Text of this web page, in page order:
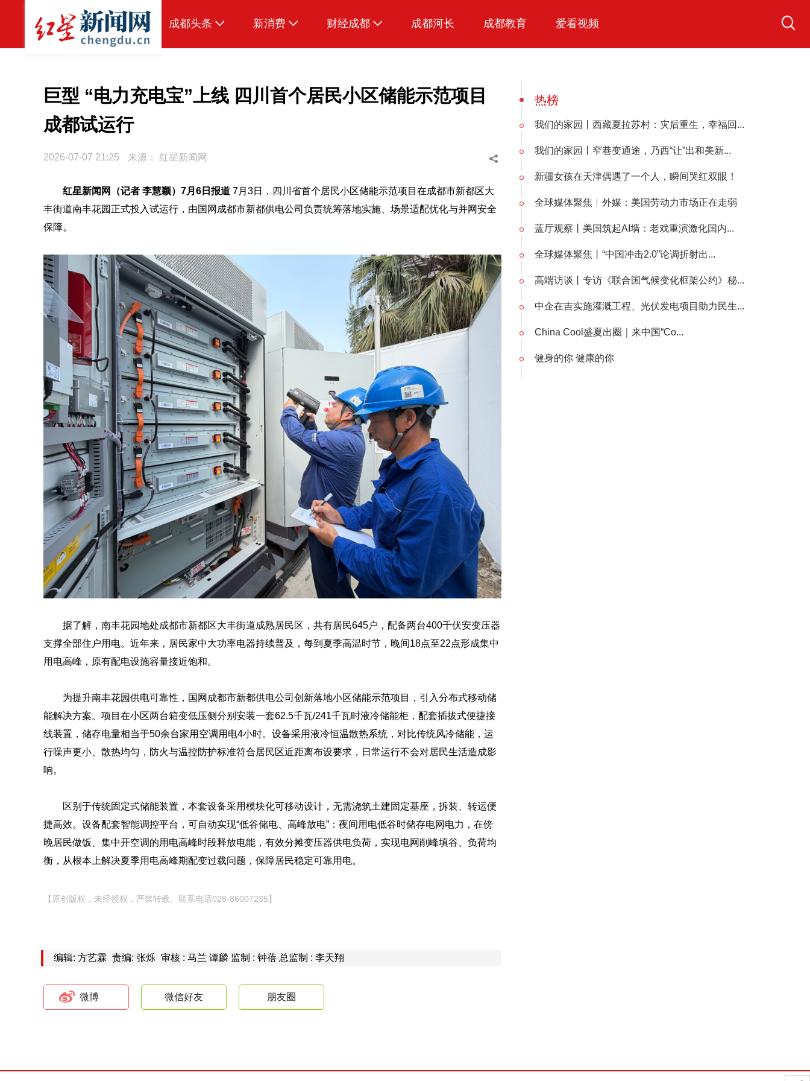
成都头条
本地
传真机
公示
新消费 财经成都 成都河长 成都教育 爱看视频
巨型 “电力充电宝”上线 四川首个居民小区储能示范项目
成都试运行
2026-07-07 21:25 来源： 红星新闻网
红星新闻网（记者 李慧颖）7月6日报道 7月3日，四川省首个居民小区储能示范项目在成都市新都区大
丰街道南丰花园正式投入试运行，由国网成都市新都供电公司负责统筹落地实施、场景适配优化与并网安全
保障。
据了解，南丰花园地处成都市新都区大丰街道成熟居民区，共有居民645户，配备两台400千伏安变压器
支撑全部住户用电。近年来，居民家中大功率电器持续普及，每到夏季高温时节，晚间18点至22点形成集中
用电高峰，原有配电设施容量接近饱和。
为提升南丰花园供电可靠性，国网成都市新都供电公司创新落地小区储能示范项目，引入分布式移动储
能解决方案。项目在小区两台箱变低压侧分别安装一套62.5千瓦/241千瓦时液冷储能柜，配套插拔式便捷接
线装置，储存电量相当于50余台家用空调用电4小时。设备采用液冷恒温散热系统，对比传统风冷储能，运
行噪声更小、散热均匀，防火与温控防护标准符合居民区近距离布设要求，日常运行不会对居民生活造成影
响。
区别于传统固定式储能装置，本套设备采用模块化可移动设计，无需浇筑土建固定基座，拆装、转运便
捷高效。设备配套智能调控平台，可自动实现“低谷储电、高峰放电”：夜间用电低谷时储存电网电力，在傍
晚居民做饭、集中开空调的用电高峰时段释放电能，有效分摊变压器供电负荷，实现电网削峰填谷、负荷均
衡，从根本上解决夏季用电高峰期配变过载问题，保障居民稳定可靠用电。
【原创版权，未经授权，严禁转载。联系电话028-86007235】
编辑: 方艺霖 责编: 张烁 审核 : 马兰 谭麟 监制 : 钟蓓 总监制 : 李天翔
微博 微信好友 朋友圈
热榜
我们的家园丨西藏夏拉苏村：灾后重生，幸福回...
我们的家园丨窄巷变通途，乃西“让”出和美新...
新疆女孩在天津偶遇了一个人，瞬间哭红双眼！
全球媒体聚焦︱外媒：美国劳动力市场正在走弱
蓝厅观察丨美国筑起AI墙：老戏重演激化国内...
全球媒体聚焦丨“中国冲击2.0”论调折射出...
高端访谈丨专访《联合国气候变化框架公约》秘...
中企在吉实施灌溉工程、光伏发电项目助力民生...
China Cool盛夏出圈｜来中国“Co...
健身的你 健康的你